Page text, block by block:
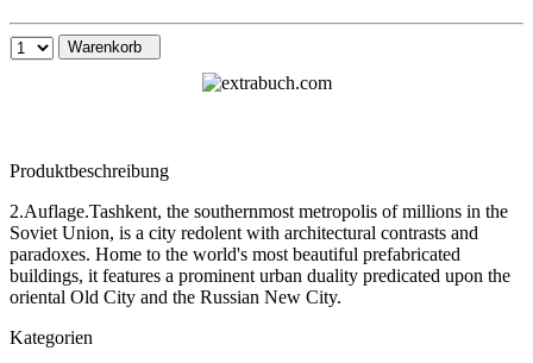
Warenkorb
Produktbeschreibung
2.Auflage.Tashkent, the southernmost metropolis of millions in the
Soviet Union, is a city redolent with architectural contrasts and
paradoxes. Home to the world's most beautiful prefabricated
buildings, it features a prominent urban duality predicated upon the
oriental Old City and the Russian New City.
Kategorien